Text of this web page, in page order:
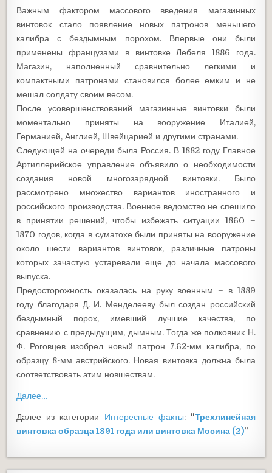
Важным фактором массового введения магазинных
винтовок стало появление новых патронов меньшего
калибра с бездымным порохом. Впервые они были
применены французами в винтовке Лебеля 1886 года.
Магазин, наполненный сравнительно легкими и
компактными патронами становился более емким и не
мешал солдату своим весом.
После усовершенствований магазинные винтовки были
моментально приняты на вооружение Италией,
Германией, Англией, Швейцарией и другими странами.
Следующей на очереди была Россия. В 1882 году Главное
Артиллерийское управление объявило о необходимости
создания новой многозарядной винтовки. Было
рассмотрено множество вариантов иностранного и
российского производства. Военное ведомство не спешило
в принятии решений, чтобы избежать ситуации 1860 –
1870 годов, когда в суматохе были приняты на вооружение
около шести вариантов винтовок, различные патроны
которых зачастую устаревали еще до начала массового
выпуска.
Предосторожность оказалась на руку военным – в 1889
году благодаря Д. И. Менделееву был создан российский
бездымный порох, имевший лучшие качества, по
сравнению с предыдущим, дымным. Тогда же полковник Н.
Ф. Роговцев изобрел новый патрон 7.62-мм калибра, по
образцу 8-мм австрийского. Новая винтовка должна была
соответствовать этим новшествам.
Далее…
Далее из категории Интересные факты: "Трехлинейная
винтовка образца 1891 года или винтовка Мосина (2)"